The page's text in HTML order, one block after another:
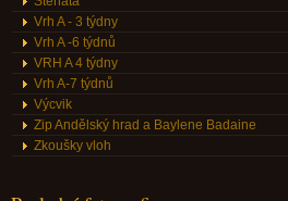
Vrh A - 3 týdny
Vrh A -6 týdnů
VRH A 4 týdny
Vrh A-7 týdnů
Výcvik
Zip Andělský hrad a Baylene Badaine
Zkoušky vloh